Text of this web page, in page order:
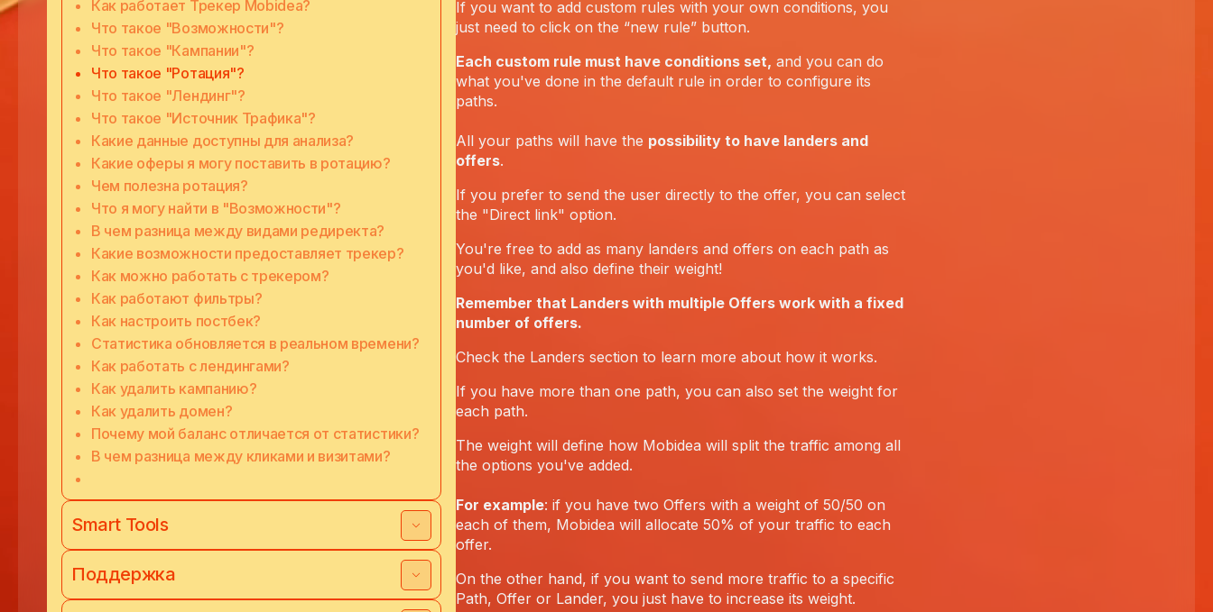
Как работает Трекер Mobidea?
Что такое "Возможности"?
Что такое "Кампании"?
Что такое "Ротация"?
Что такое "Лендинг"?
Что такое "Источник Трафика"?
Какие данные доступны для анализа?
Какие оферы я могу поставить в ротацию?
Чем полезна ротация?
Что я могу найти в "Возможности"?
В чем разница между видами редиректа?
Какие возможности предоставляет трекер?
Как можно работать с трекером?
Как работают фильтры?
Как настроить постбек?
Статистика обновляется в реальном времени?
Как работать с лендингами?
Как удалить кампанию?
Как удалить домен?
Почему мой баланс отличается от статистики?
В чем разница между кликами и визитами?
Smart Tools
Поддержка
If you want to add custom rules with your own conditions, you
just need to click on the “new rule” button.
Each custom rule must have conditions set, and you can do
what you've done in the default rule in order to configure its
paths.
All your paths will have the possibility to have landers and
offers.
If you prefer to send the user directly to the offer, you can select
the "Direct link" option.
You're free to add as many landers and offers on each path as
you'd like, and also define their weight!
Remember that Landers with multiple Offers work with a fixed
number of offers.
Check the Landers section to learn more about how it works.
If you have more than one path, you can also set the weight for
each path.
The weight will define how Mobidea will split the traffic among all
the options you've added.
For example: if you have two Offers with a weight of 50/50 on
each of them, Mobidea will allocate 50% of your traffic to each
offer.
On the other hand, if you want to send more traffic to a specific
Path, Offer or Lander, you just have to increase its weight.